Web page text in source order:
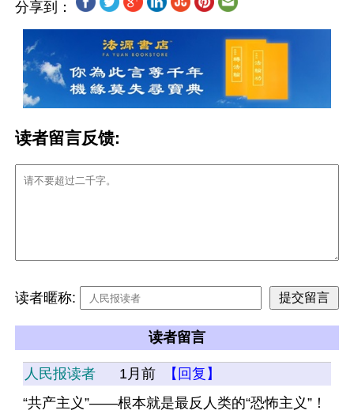
分享到：
读者留言反馈:
读者暱称:
读者留言
人民报读者 1月前
【回复】
“共产主义”——根本就是最反人类的“恐怖主义”！